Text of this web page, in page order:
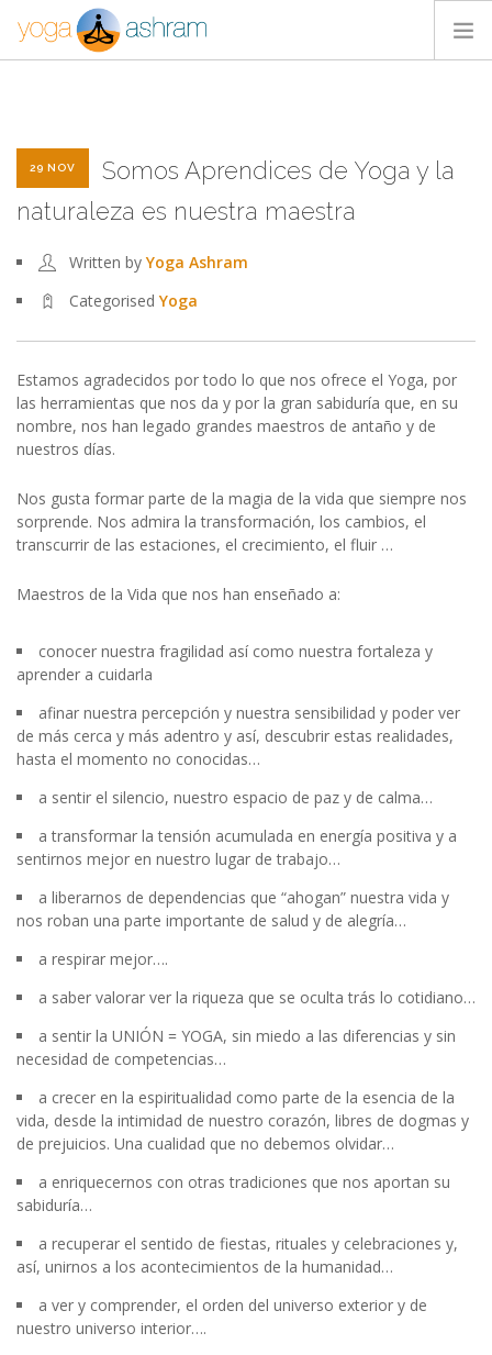
BLOG
CONTACTA
29 NOV
Somos Aprendices de Yoga y la
naturaleza es nuestra maestra
Written byYoga Ashram
CategorisedYoga
Estamos agradecidos por todo lo que nos ofrece el Yoga, por
las herramientas que nos da y por la gran sabiduría que, en su
nombre, nos han legado grandes maestros de antaño y de
nuestros días.
Nos gusta formar parte de la magia de la vida que siempre nos
sorprende. Nos admira la transformación, los cambios, el
transcurrir de las estaciones, el crecimiento, el fluir …
Maestros de la Vida que nos han enseñado a:
conocer nuestra fragilidad así como nuestra fortaleza y
aprender a cuidarla
afinar nuestra percepción y nuestra sensibilidad y poder ver
de más cerca y más adentro y así, descubrir estas realidades,
hasta el momento no conocidas…
a sentir el silencio, nuestro espacio de paz y de calma…
a transformar la tensión acumulada en energía positiva y a
sentirnos mejor en nuestro lugar de trabajo…
a liberarnos de dependencias que “ahogan” nuestra vida y
nos roban una parte importante de salud y de alegría…
a respirar mejor….
a saber valorar ver la riqueza que se oculta trás lo cotidiano…
a sentir la UNIÓN = YOGA, sin miedo a las diferencias y sin
necesidad de competencias…
a crecer en la espiritualidad como parte de la esencia de la
vida, desde la intimidad de nuestro corazón, libres de dogmas y
de prejuicios. Una cualidad que no debemos olvidar…
a enriquecernos con otras tradiciones que nos aportan su
sabiduría…
a recuperar el sentido de fiestas, rituales y celebraciones y,
así, unirnos a los acontecimientos de la humanidad…
a ver y comprender, el orden del universo exterior y de
nuestro universo interior….